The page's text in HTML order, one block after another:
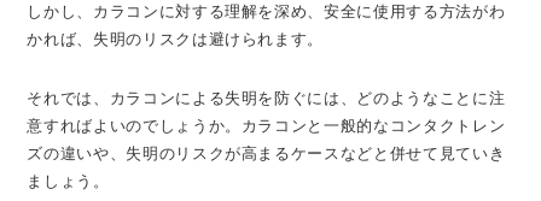
しかし、カラコンに対する理解を深め、安全に使用する方法がわ
かれば、失明のリスクは避けられます。
それでは、カラコンによる失明を防ぐには、どのようなことに注
意すればよいのでしょうか。カラコンと一般的なコンタクトレン
ズの違いや、失明のリスクが高まるケースなどと併せて見ていき
ましょう。